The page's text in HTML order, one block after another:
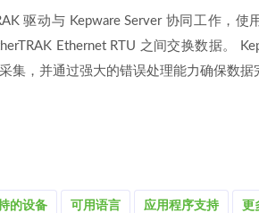
驱动与 Kepware Server 协同工作，使
Ethernet RTU 之间交换数据。
集，并通过强大的错误处理能力确保数据
的设备 可用语言 应用程序支持 更